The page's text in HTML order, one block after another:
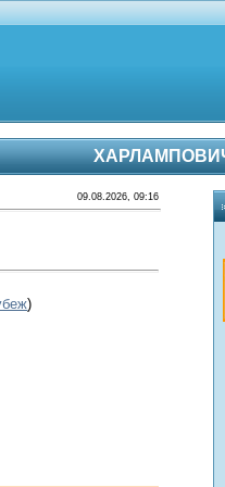
ХАРЛАМПОВИЧ
09.08.2026, 09:16
)